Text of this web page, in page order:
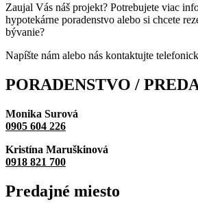
Zaujal Vás náš projekt? Potrebujete viac
hypotekárne poradenstvo alebo si chcete
bývanie?
Napíšte nám alebo nás kontaktujte
PORADENSTVO /
Monika Surová
0905 604 226
Kristína Maruškinová
0918 821 700
Predajné miesto